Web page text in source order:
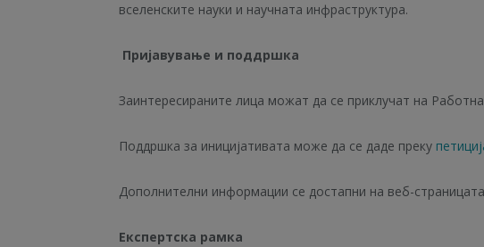
вселенските науки и научната инфраструктура.
Пријавување и поддршка
Заинтересираните лица можат да се приклучат на
Поддршка за иницијативата може да се даде преку
Дополнителни информации се достапни на веб-
Експертска рамка